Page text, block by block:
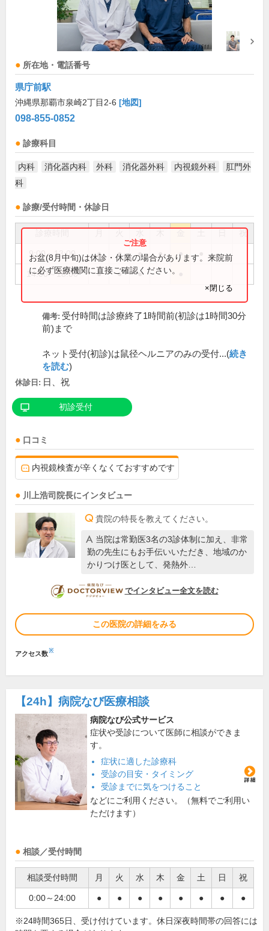
所在地・電話番号
県庁前駅
沖縄県那覇市泉崎2丁目2-6 [地図]
098-855-0852
診療科目
内科 消化器内科 外科 消化器外科 内視鏡外科
肛門外
科
診療/受付時間・休診日
祝
9:00～13:00 ● ● ● ● ●
14:00～18:00 ● ● ●
お盆(8月中旬)は休診・休業の場合があります。来院前
に必ず医療機関に直接ご確認ください。
×閉じる
備考: 受付時間は診療終了1時間前(初診は1時間30分
前)まで
ネット受付(初診)は鼠径ヘルニアのみの受付...(続き
を読む)
休診日: 日、祝
初診受付
口コミ
内視鏡検査が辛くなくておすすめです
川上浩司 院長にインタビュー
貴院の特長を教えてください。
当院は常勤医3名の3診体制に加え、非常
勤の先生にもお手伝いいただき、地域のか
かりつけ医として、発熱外…
DOCTORVIEW
でインタビュー全文を読む
この医院の詳細をみる
アクセス数※
【24h】 病院なび医療相談
病院なび公式サービス
症状や受診について医師に相談ができま
す。
症状に適した診療科
受診の目安・タイミング
受診までに気をつけること
などにご利用ください。（無料でご利用い
ただけます）
相談／受付時間
相談受付時間 月 火 水 木 金 土 日 祝
0:00～24:00 ● ● ● ● ● ● ● ●
※24時間365日、受け付けています。休日深夜時間帯の回答には